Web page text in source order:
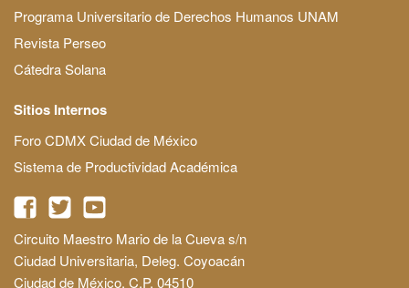
Programa Universitario de Derechos Humanos UNAM
Revista Perseo
Cátedra Solana
Sitios Internos
Foro CDMX Ciudad de México
Sistema de Productividad Académica
Circuito Maestro Mario de la Cueva s/n
Ciudad Universitaria, Deleg. Coyoacán
Ciudad de México, C.P. 04510